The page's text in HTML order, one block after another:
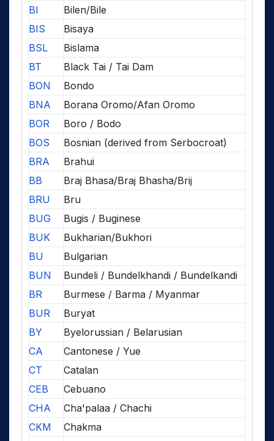
BI
Bilen/Bile
BIS
Bisaya
BSL
Bislama
BT
Black Tai / Tai Dam
BON
Bondo
BNA
Borana Oromo/Afan Oromo
BOR
Boro / Bodo
BOS
Bosnian (derived from Serbocroat)
BRA
Brahui
BB
Braj Bhasa/Braj Bhasha/Brij
BRU
Bru
BUG
Bugis / Buginese
BUK
Bukharian/Bukhori
BU
Bulgarian
BUN
Bundeli / Bundelkhandi / Bundelkandi
BR
Burmese / Barma / Myanmar
BUR
Buryat
BY
Byelorussian / Belarusian
CA
Cantonese / Yue
CT
Catalan
CEB
Cebuano
CHA
Cha'palaa / Chachi
CKM
Chakma